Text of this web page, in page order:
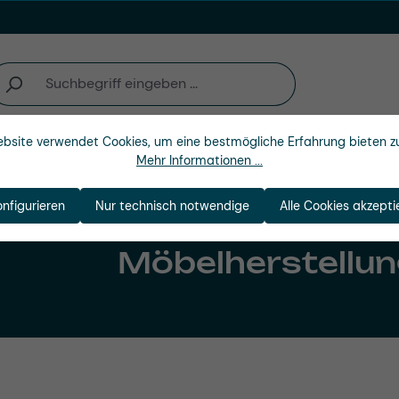
Unternehmen
verwendet Cookies, um eine bestmögliche Erfahrung bieten
Mehr Informationen ...
Nur technisch notwendige Alle Cookies